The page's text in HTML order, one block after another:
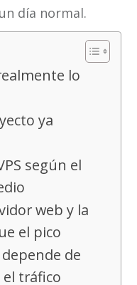
día normal.
lo
ya
según el
web y la
el pico
de
tráfico